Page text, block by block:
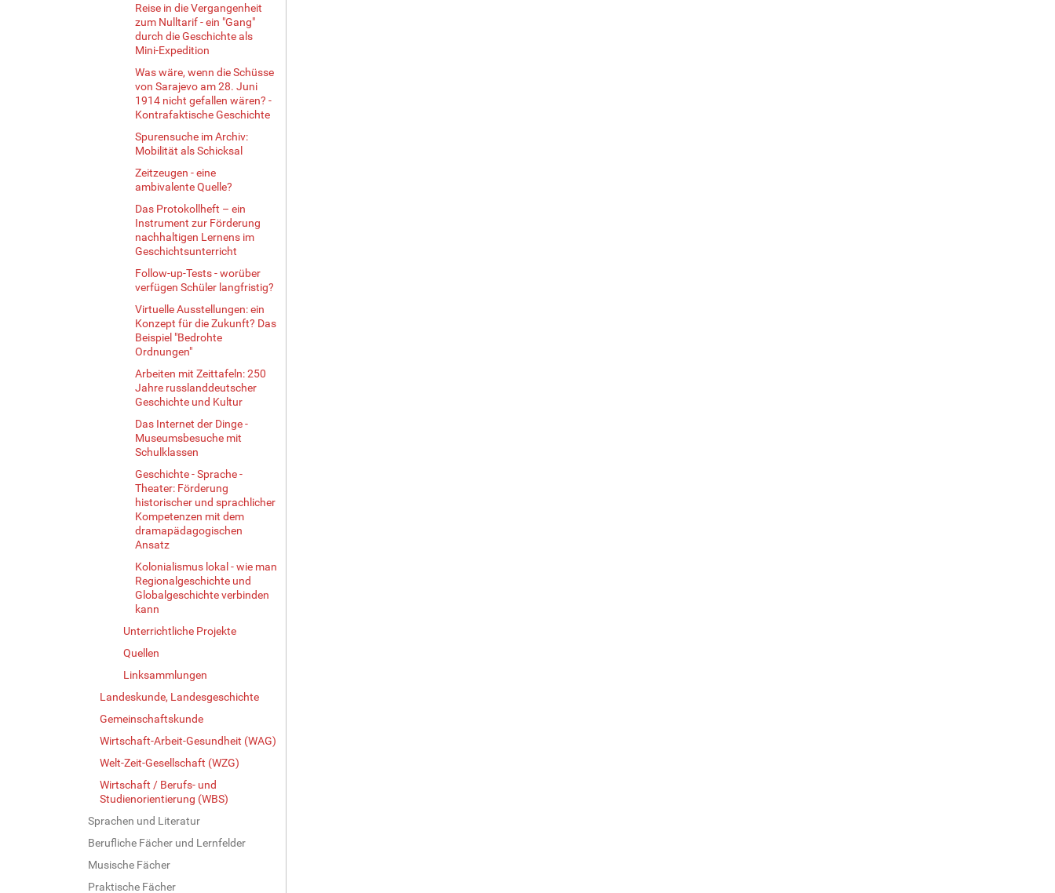
Reise in die Vergangenheit
zum Nulltarif - ein "Gang"
durch die Geschichte als
Mini-Expedition
Was wäre, wenn die Schüsse
von Sarajevo am 28. Juni
1914 nicht gefallen wären? -
Kontrafaktische Geschichte
Spurensuche im Archiv:
Mobilität als Schicksal
Zeitzeugen - eine
ambivalente Quelle?
Das Protokollheft – ein
Instrument zur Förderung
nachhaltigen Lernens im
Geschichtsunterricht
Follow-up-Tests - worüber
verfügen Schüler langfristig?
Virtuelle Ausstellungen: ein
Konzept für die Zukunft? Das
Beispiel "Bedrohte
Ordnungen"
Arbeiten mit Zeittafeln: 250
Jahre russlanddeutscher
Geschichte und Kultur
Das Internet der Dinge -
Museumsbesuche mit
Schulklassen
Geschichte - Sprache -
Theater: Förderung
historischer und sprachlicher
Kompetenzen mit dem
dramapädagogischen
Ansatz
Kolonialismus lokal - wie man
Regionalgeschichte und
Globalgeschichte verbinden
kann
Unterrichtliche Projekte
Quellen
Linksammlungen
Landeskunde, Landesgeschichte
Gemeinschaftskunde
Wirtschaft-Arbeit-Gesundheit (WAG)
Welt-Zeit-Gesellschaft (WZG)
Wirtschaft / Berufs- und
Studienorientierung (WBS)
Sprachen und Literatur
Berufliche Fächer und Lernfelder
Musische Fächer
Praktische Fächer